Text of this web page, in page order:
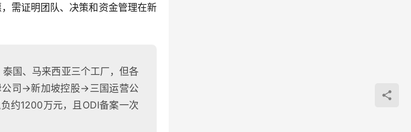
需证明团队、决策和资金管理在新
国、马来西亚三个工厂，但各
公司→新加坡控股→三国运营公
约1200万元，且ODI备案一次